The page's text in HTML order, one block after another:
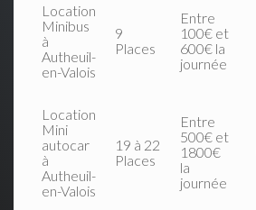
Location
Minibus
à
Autheuil-
en-Valois
9
Places
Entre
100€ et
600€ la
journée
Location
Mini
autocar
à
Autheuil-
en-Valois
19 à 22
Places
Entre
500€ et
1800€
la
journée